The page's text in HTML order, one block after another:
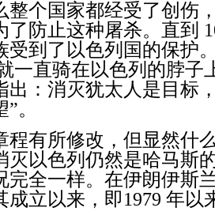
整个国家都经受了创伤
了防止这种屠杀。直到
受到了以色列国的保护
一直骑在以色列的脖子
出：消灭犹太人是目标
。
程有所修改，但显然什
灭以色列仍然是哈马斯
完全一样。在伊朗伊斯
成立以来，即1979 年以